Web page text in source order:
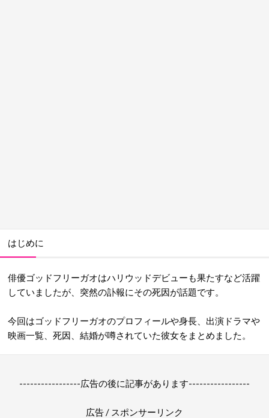
はじめに
俳優ゴッドフリーガオはハリウッドデビューも果たすなど活躍
していましたが、突然の訃報にその死因が話題です。
今回はゴッドフリーガオのプロフィールや身長、出演ドラマや
映画一覧、死因、結婚が噂されていた彼女をまとめました。
-----------------広告の後に記事があります-----------------
広告 / スポンサーリンク